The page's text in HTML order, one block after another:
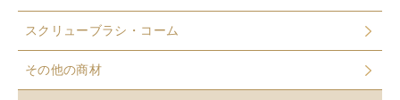
スクリューブラシ・コーム
その他の商材